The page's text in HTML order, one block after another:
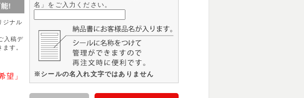
!
ジナル
入稿デ
す。
望」
名」をご入力ください。
※シールの名入れ文字ではありません